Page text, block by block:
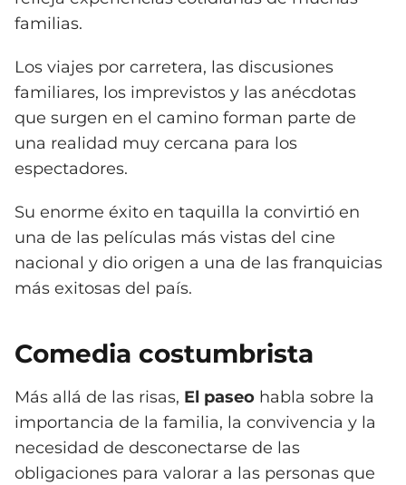
familias.
Los viajes por carretera, las discusiones
familiares, los imprevistos y las anécdotas
que surgen en el camino forman parte de
una realidad muy cercana para los
espectadores.
Su enorme éxito en taquilla la convirtió en
una de las películas más vistas del cine
nacional y dio origen a una de las franquicias
más exitosas del país.
Comedia costumbrista
Más allá de las risas, El paseo habla sobre la
importancia de la familia, la convivencia y la
necesidad de desconectarse de las
obligaciones para valorar a las personas que